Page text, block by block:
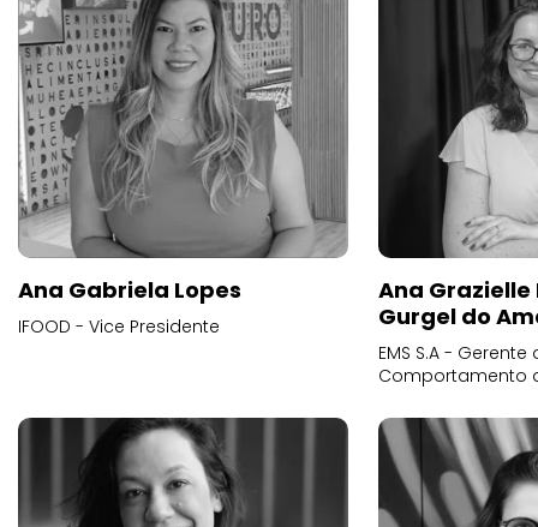
Ana Gabriela Lopes
IFOOD - Vice Presidente
Ana
Gurgel do
EMS S.A -
Comportamento